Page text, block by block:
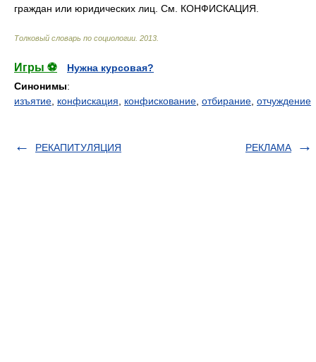
граждан или юридических лиц. См. КОНФИСКАЦИЯ.
Толковый словарь по социологии 2013
Игры ⚽
Нужна курсовая?
Синонимы:
изъятие конфискация конфискование отбирание отчуждение
РЕКАПИТУЛЯЦИЯ РЕКЛАМА